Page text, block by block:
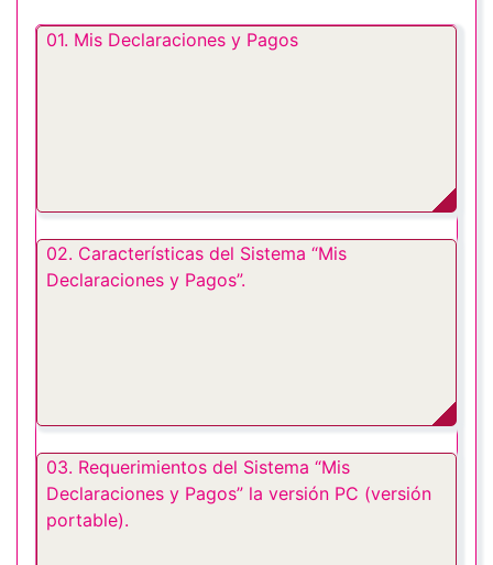
01. Mis Declaraciones y Pagos
02. Características del Sistema “Mis
Declaraciones y Pagos”.
03. Requerimientos del Sistema “Mis
Declaraciones y Pagos” la versión PC (versión
portable).